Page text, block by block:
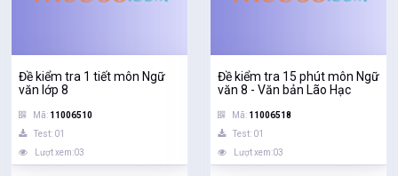
Đề kiểm tra 1 tiết môn Ngữ
văn lớp 8
Mã: 11006510
Test: 01
Lượt xem:03
Đề kiểm tra 15 phút môn Ngữ
văn 8 - Văn bản Lão Hạc
Mã: 11006518
Test: 01
Lượt xem:03